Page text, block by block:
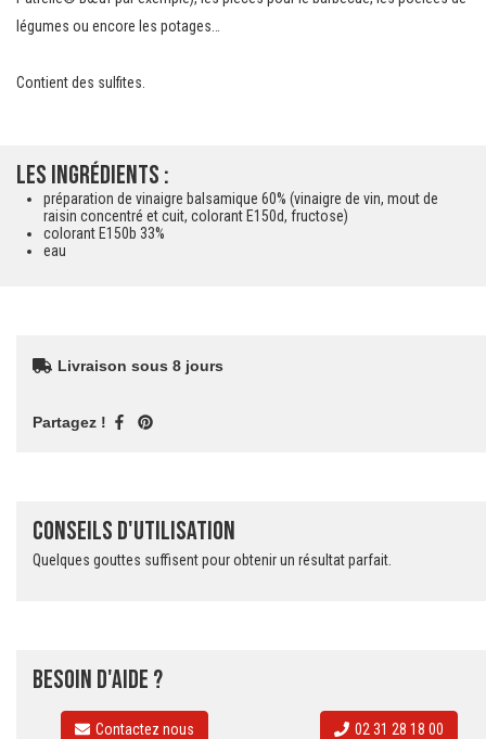
légumes ou encore les potages…
Contient des sulfites.
Les ingrédients :
préparation de vinaigre balsamique 60% (vinaigre de vin, mout de
raisin concentré et cuit, colorant E150d, fructose)
colorant E150b 33%
eau
Livraison sous 8 jours
Partagez !
Conseils d'utilisation
Quelques gouttes suffisent pour obtenir un résultat parfait.
Besoin d'aide ?
Contactez nous 02 31 28 18 00